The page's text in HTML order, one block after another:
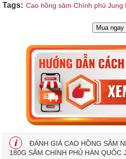
Tags: Cao hồng sâm Chính phủ Jung
Mua ngay
ĐÁNH GIÁ CAO HỒNG SÂM
180G SÂM CHÍNH PHỦ HÀN QUỐC